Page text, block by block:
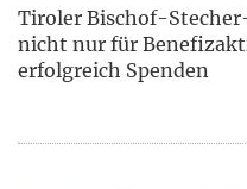
Tiroler Bischof-
nicht nur für
erfolgreich Spenden